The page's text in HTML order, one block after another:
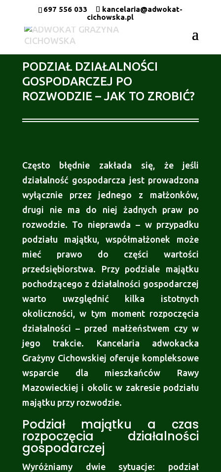
697 556 033
kancelaria@adwokat-
cichowska.pl
PODZIAŁ DZIAŁALNOŚCI
GOSPODARCZEJ PO
ROZWODZIE – JAK TO ZROBIĆ?
Często błędnie zakłada się, że jeśli
działalność gospodarcza jest prowadzona
wyłącznie przez jednego z małżonków,
drugi nie ma do niej żadnych praw po
rozwodzie. To nieprawda – w przypadku
podziału majątku, współmałżonek może
mieć prawo do części wartości
przedsiębiorstwa. Przy podziale majątku
pochodzącego z działalności gospodarczej
warto uwzględnić kilka istotnych
okoliczności, w tym moment rozpoczęcia
działalności – przed małżeństwem czy w
jego trakcie. Kancelaria adwokacka
Grażyny Cichowskiej oferuje kompleksowe
wsparcie dla mieszkańców Rawy
Mazowieckiej i okolic w zakresie podziału
majątku przy rozwodzie.
Podział majątku a czas
rozpoczęcia działalności
gospodarczej
Wyróżniamy dwie sytuacje: podział